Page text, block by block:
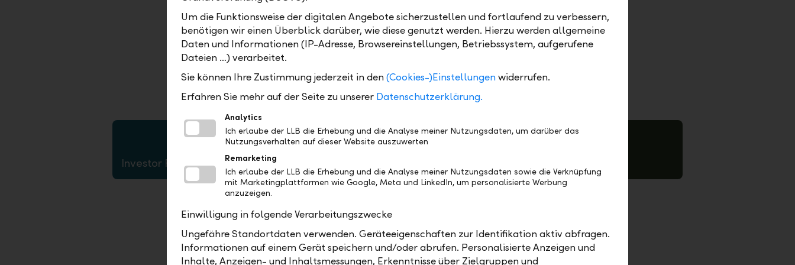
LLB-Gruppe als Fonds Powerhouse in der FL-A-CH-Region einen Namen.
Dies steht auf drei Pfeilern: dem Kompetenzzentrum Fund Services in
Vaduz, dem Fondsdienstleister LLB Swiss Investment in Zürich sowie den
Fondstöchtern LLB Invest und LLB Immo in Wien.
Investor Factsheet
Eine Tier-1-Ratio von 18.4 Prozent und ein Depositenrating von Aa1 der
Ratingagentur Moody's bekräftigen unsere starke Eigenkapitalbasis. Stabil
ist auch die Eigentümerstruktur: Das Land Liechtenstein hält 56.3 Prozent
Um die Funktionsweise der digitalen Angebote sicherzustellen und fortlaufend zu verbessern,
benötigen wir einen Überblick darüber, wie diese genutzt werden. Hierzu werden allgemeine
Daten und Informationen (IP-Adresse, Browsereinstellungen, Betriebssystem, aufgerufene
Dateien …) verarbeitet.
Sie können Ihre Zustimmung jederzeit in den(Cookies-)Einstellungenwiderrufen.
Erfahren Sie mehr auf der Seite zu unserer Datenschutzerklärung.
Analytics
Ich erlaube der LLB die Erhebung und die Analyse meiner Nutzungsdaten, um darüber das
Nutzungsverhalten auf dieser Website auszuwerten
Remarketing
Ich erlaube der LLB die Erhebung und die Analyse meiner Nutzungsdaten sowie die Verknüpfung
mit Marketingplattformen wie Google, Meta und LinkedIn, um personalisierte Werbung
anzuzeigen.
Einwilligung in folgende Verarbeitungszwecke
Ungefähre Standortdaten verwenden. Geräteeigenschaften zur Identifikation aktiv abfragen.
Informationen auf einem Gerät speichern und/oder abrufen. Personalisierte Anzeigen und
Inhalte, Anzeigen- und Inhaltsmessungen, Erkenntnisse über Zielgruppen und